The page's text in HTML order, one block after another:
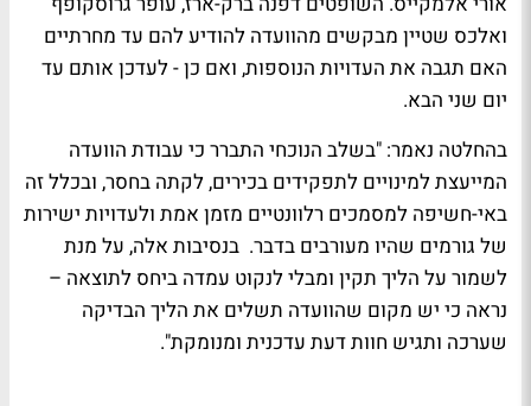
ואלכס שטיין מבקשים מהוועדה להודיע להם עד מחרתיים
האם תגבה את העדויות הנוספות, ואם כן - לעדכן אותם עד
יום שני הבא.
בהחלטה נאמר: "בשלב הנוכחי התברר כי עבודת הוועדה
המייעצת למינויים לתפקידים בכירים,לקתה בחסר, ובכלל זה
באי-חשיפה למסמכים רלוונטיים מזמן אמת ולעדויות ישירות
של גורמים שהיו מעורבים בדבר. בנסיבות אלה, על מנת
לשמור על הליך תקין ומבלי לנקוט עמדה ביחס לתוצאה –
נראה כי יש מקום שהוועדה תשלים את הליך הבדיקה
שערכה ותגיש חוות דעת עדכנית ומנומקת".